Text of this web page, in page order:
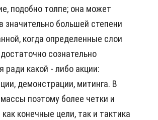
подобно толпе; она может
значительно большей степени
когда определенные слои
сознательно
ради какой - либо акции:
демонстрации, митинга. В
поэтому более четки и
конечные цели, так и тактика